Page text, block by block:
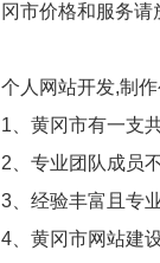
冈市价格和服务请
个人网站开发,制
1、黄冈市有一支
2、专业团队成员
3、经验丰富且专
4、黄冈市网站建